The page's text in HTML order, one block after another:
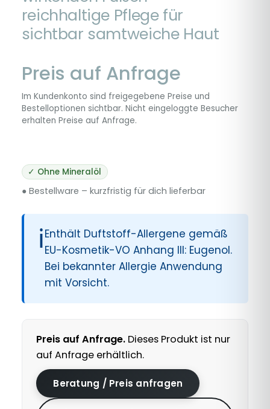
reichhaltige Pflege für
sichtbar samtweiche Haut
Preis auf Anfrage
Im Kundenkonto sind freigegebene Preise und
Bestelloptionen sichtbar. Nicht eingeloggte Besucher
erhalten Preise auf Anfrage.
✓ Ohne Mineralöl
● Bestellware – kurzfristig für dich lieferbar
ℹEnthält Duftstoff-Allergene gemäß
EU-Kosmetik-VO Anhang III: Eugenol.
Bei bekannter Allergie Anwendung
mit Vorsicht.
Preis auf Anfrage. Dieses Produkt ist nur
auf Anfrage erhältlich.
Beratung / Preis anfragen